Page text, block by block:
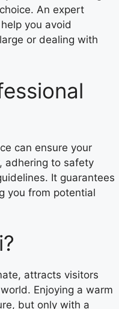
An expert
you avoid
or dealing with
can ensure your
adhering to safety
It guarantees
you from potential
attracts visitors
Enjoying a warm
but only with a